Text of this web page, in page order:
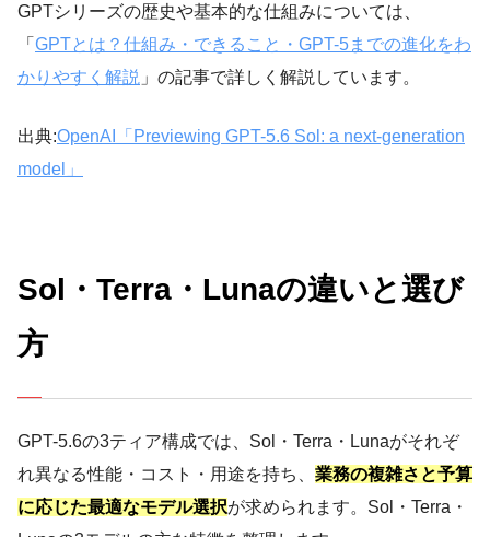
GPTシリーズの歴史や基本的な仕組みについては、
「 GPTとは？仕組み・できること・GPT-5までの進化をわ
かりやすく解説 」の記事で詳しく解説しています。
出典:OpenAI「Previewing GPT-5.6 Sol: a next-generation
model」
Sol・Terra・Lunaの違いと選び
方
GPT-5.6の3ティア構成では、Sol・Terra・Lunaがそれぞ
れ異なる性能・コスト・用途を持ち、 業務の複雑さと予算
に応じた最適なモデル選択が求められます。Sol・Terra・